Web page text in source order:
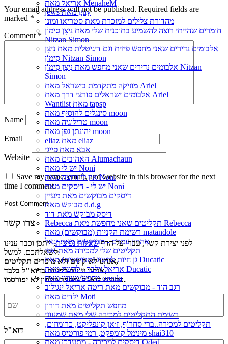
אריאל מאת MenaheM
jews מאת guy
מהדורת צלילים למזכרת מאת סטריאו ומונו
חומרים שהייתי רוצה להשמיע בתוכנית שלי מאת נִיצָן סִימוֹן
Nitzan Simon
אלבומים נדירים שאני מחפש פיזית וגם דיגיטלית מאת נִיצָן
סִימוֹן Nitzan Simon
אלבומים נדירים שאני מחפש מאת נִיצָן סִימוֹן Nitzan
Simon
מוזיקה מתקדמת בישראל מאת Ariel
אלבומים ישראלים פורצי דרך מאת Ariel
Wantlist מאת tapsp
סינגלים להוסיף מאת moon
טרילוגיה מאת moon
יהונתן גפן מאת moon
eliaz מאת eliaz
אבא מאת פייגי
האהובים מאת Alumachaun
יש לי מאת Noni
אין לי ורוצה מאת Noni
יש לי - דיסקים מאת Noni
דיסקים מבוקשים מאת מעיין
מבוקש מאת d.d.g
דיסק מבוקש מאת דוד
Rebecca תקליטים שאני מחפשת מאת Rebecca
רשימת הקניות (מבוקשים) מאת matandole
אהרון עמרם - מבוקשים מאת יגאל
תקליטים שלי למכירה מאת אפי
גן חיות להשיג (מבוקשים) מאת Ducatic
אריאל זילבר - להשיג מאת Ducatic
מחפש/מעונין מאת orenla
רגב הוד - מבוקשים מאת ריטה אריאל ינגילוב
ילדים מאת Moti
מחפש תקליטים מאת דורון
רשימת התקליטים למכירה שלי מאת שמעוני
תקליטים למכירה..ברי סחרוֹף, ז׳אן קונפליקט, כרומוזום,
מינימל קומפקט, רמי פורטיס מאת shai310
דיסקים למכירה - מתעדכן מאת Oded
Your email address will not be published. Required fields are
marked *
Comment*
Name
Email
Website
Save my name, email, and website in this browser for the next
time I comment.
צרו קשר
לפני יצירת קשר, עברו על הדףשאלות נפוצות, ייתכן וכבר ענינו
לשאלתכם. למשל:
אנחנו לא קונים ולא מוכרים תקליטים,
אנחנו עונים לפניות בדוא"ל בלבד,
כתובת דוא"ל ומספר טלפון לא יפורסמו.
דוא"ל